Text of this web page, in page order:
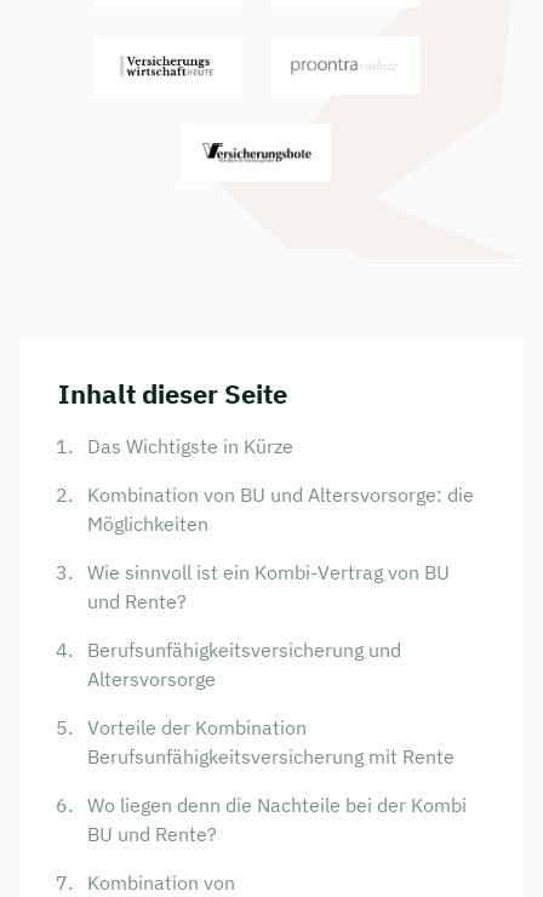
Inhalt dieser Seite
Das Wichtigste in Kürze
Kombination von BU und Altersvorsorge: die
Möglichkeiten
Wie sinnvoll ist ein Kombi-Vertrag von BU
und Rente?
Berufsunfähigkeitsversicherung und
Altersvorsorge
Vorteile der Kombination
Berufsunfähigkeitsversicherung mit Rente
Wo liegen denn die Nachteile bei der Kombi
BU und Rente?
Kombination von